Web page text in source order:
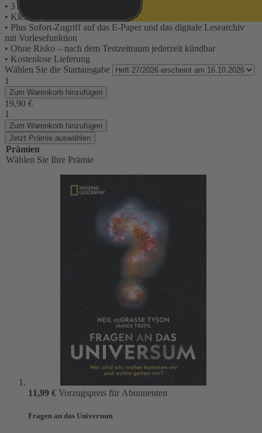
• 3 Ausgaben mit Preisvorteil testen und sparen
• Kleine Dankeschön-Prämie zur Auswahl für Sie
• Plus Sofort-Zugriff auf das E-Paper und das digitale Lesearchiv
mit Vorlesefunktion
• Ohne Risko – nach dem Testzeitraum jederzeit kündbar
• Kostenlose Lieferung
Wählen Sie die Startausgabe
1
Zum Warenkorb hinzufügen
19,90 €
1
Zum Warenkorb hinzufügen
Jetzt Prämie auswählen
Prämien
Wählen Sie Ihre Prämie
11,99 € Vorzugspreis für Abonnenten
Fragen an das Universum